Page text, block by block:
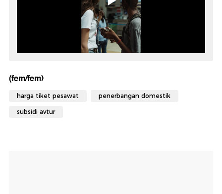
(fem/fem)
harga tiket pesawat penerbangan domestik
subsidi avtur